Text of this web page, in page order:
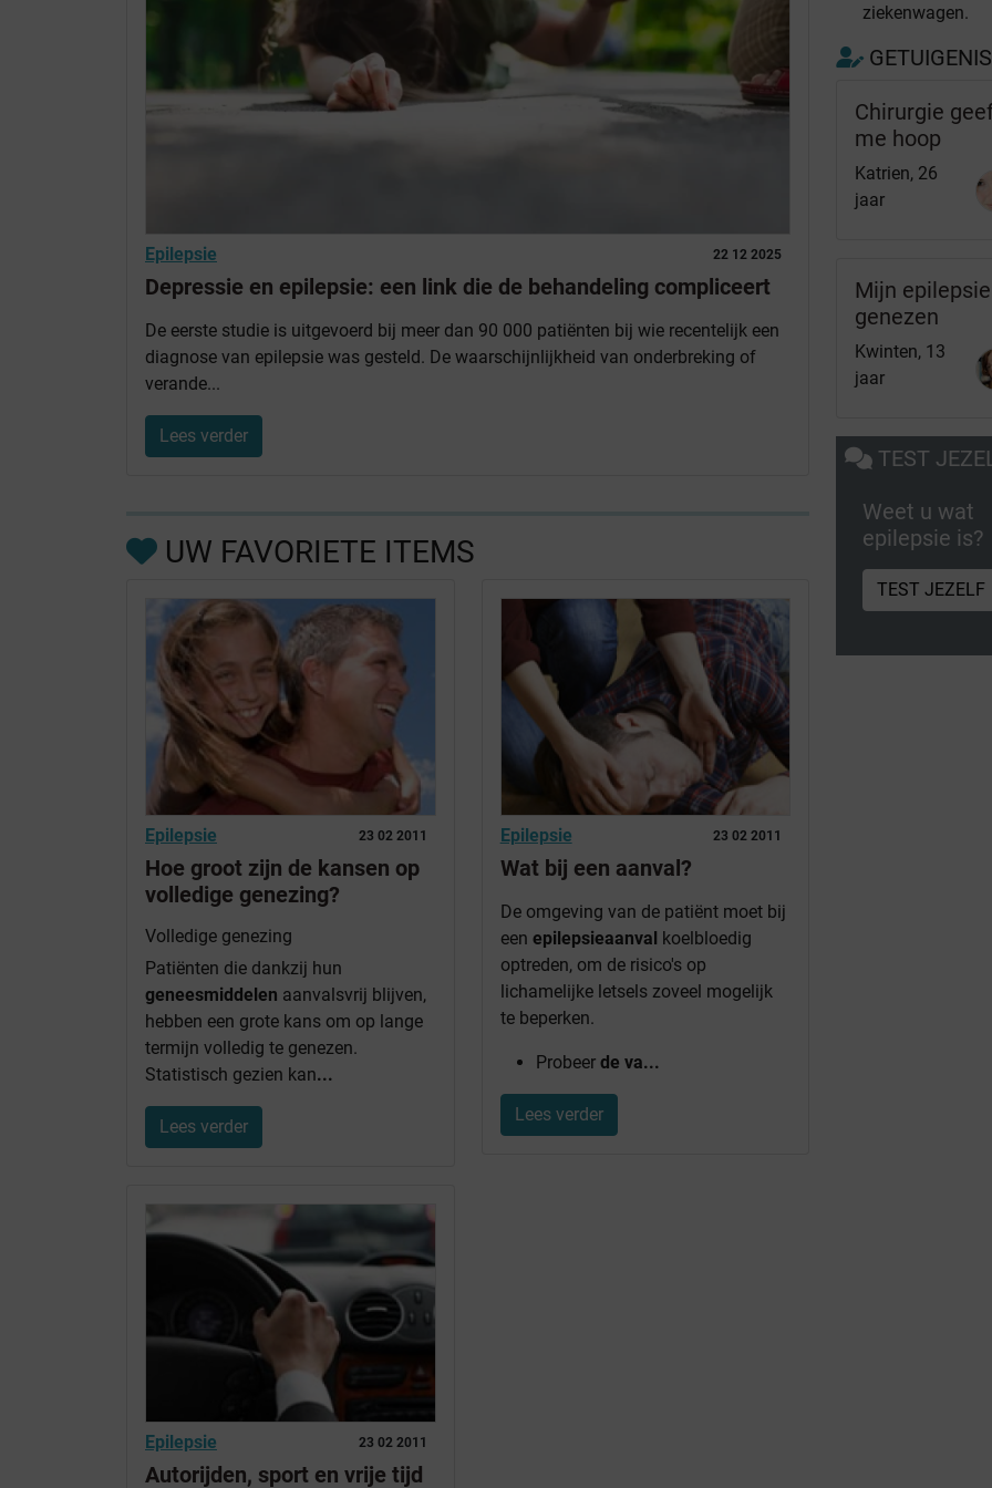
22 12 2025
Epilepsie
Depressie en epilepsie: een link die de behandeling compliceert
De eerste studie is uitgevoerd bij meer dan 90 000 patiënten bij wie recentelijk een
diagnose van epilepsie was gesteld. De waarschijnlijkheid van onderbreking of
verande...
Lees verder
UW FAVORIETE ITEMS
23 02 2011
Epilepsie
Hoe groot zijn de kansen op
volledige genezing?
Volledige genezing
Patiënten die dankzij hun
geneesmiddelen aanvalsvrij blijven,
hebben een grote kans om op lange
termijn volledig te genezen.
Statistisch gezien kan...
Lees verder
23 02 2011
Epilepsie
Wat bij een aanval?
De omgeving van de patiënt moet bij
een epilepsieaanval koelbloedig
optreden, om de risico's op
lichamelijke letsels zoveel mogelijk
te beperken.
Probeer de va...
Lees verder
23 02 2011
Epilepsie
Autorijden, sport en vrije tijd
ziekenwagen.
Chirurgie
me hoop
Katrien, 26
jaar
Mijn
genezen
Kwinten, 13
jaar
TEST
Weet u wat
epilepsie is?
TEST JEZELF